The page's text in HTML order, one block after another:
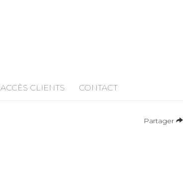
ACCÈS CLIENTS CONTACT
Partager